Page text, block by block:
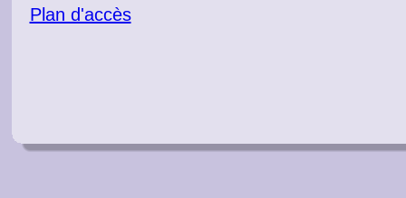
Plan d'accès